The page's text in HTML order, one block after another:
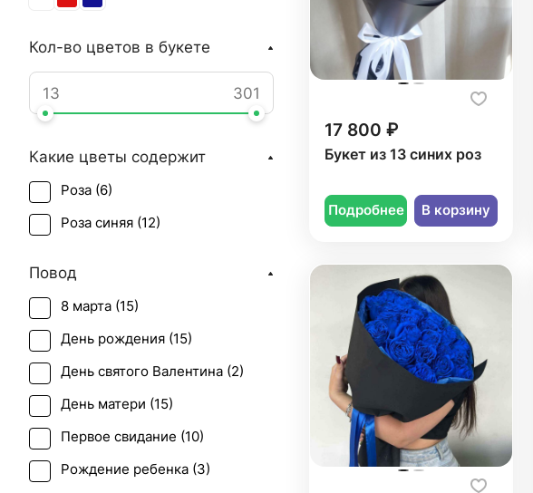
17 800 ₽
Букет из 13 синих роз
Подробнее В корзину
Кол-во цветов в букете
Какие цветы содержит
Роза (6)
Роза синяя (12)
Повод
8 марта (15)
День рождения (15)
День святого Валентина (2)
День матери (15)
Первое свидание (10)
Рождение ребенка (3)